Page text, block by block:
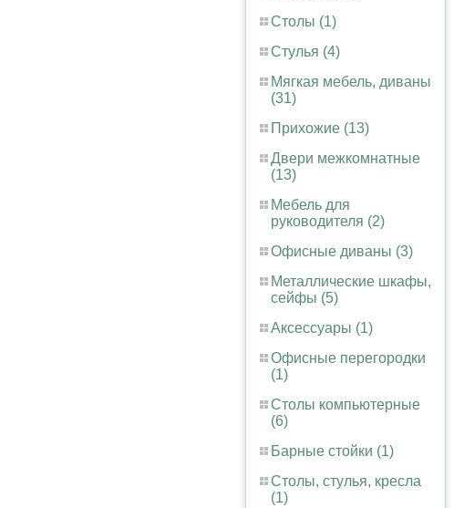
Столы (1)
Стулья (4)
Мягкая мебель, диваны
(31)
Прихожие (13)
Двери межкомнатные
(13)
Мебель для
руководителя (2)
Офисные диваны (3)
Металлические шкафы,
сейфы (5)
Аксессуары (1)
Офисные перегородки
(1)
Столы компьютерные
(6)
Барные стойки (1)
Столы, стулья, кресла
(1)